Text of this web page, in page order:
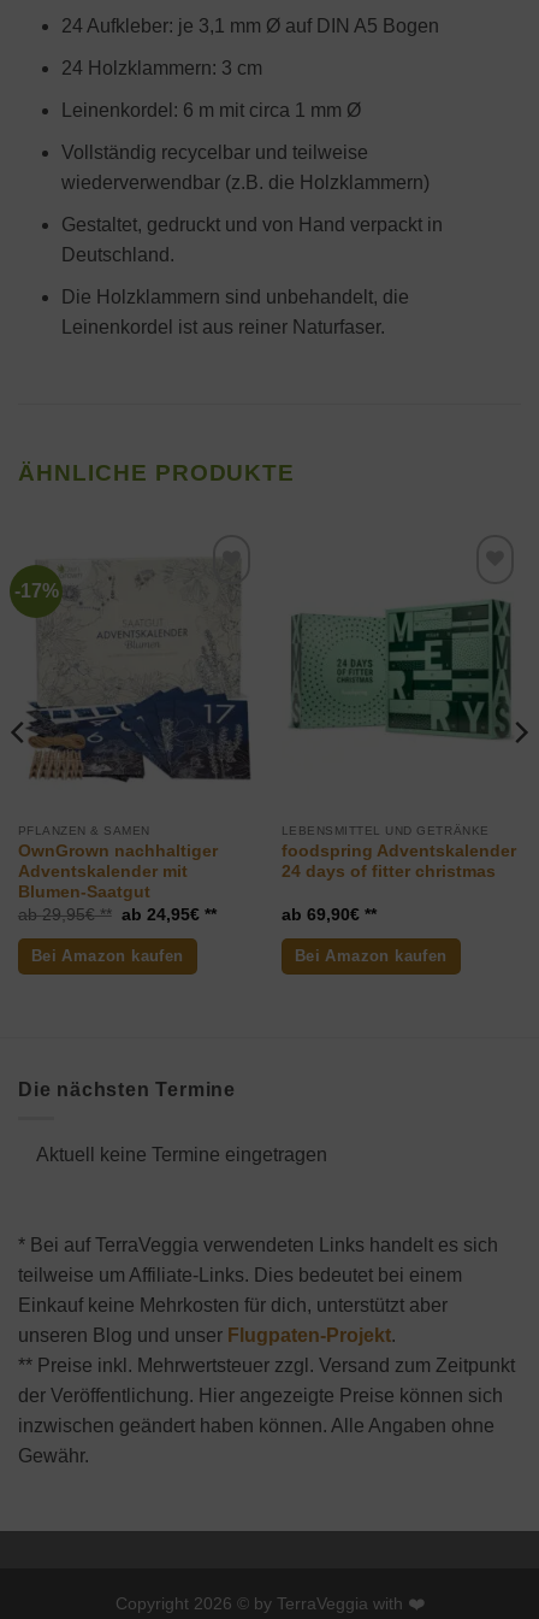
24 Aufkleber: je 3,1 mm Ø auf DIN A5 Bogen
24 Holzklammern: 3 cm
Leinenkordel: 6 m mit circa 1 mm Ø
Vollständig recycelbar und teilweise
wiederverwendbar (z.B. die Holzklammern)
Gestaltet, gedruckt und von Hand verpackt in
Deutschland.
Die Holzklammern sind unbehandelt, die
Leinenkordel ist aus reiner Naturfaser.
ÄHNLICHE PRODUKTE
-17%
Wunschliste
PFLANZEN & SAMEN
OwnGrown nachhaltiger
Adventskalender mit
Blumen-Saatgut
29,95€
Ursprünglicher
war:
29,95€
24,95€
Aktueller
Bei Amazon kaufen
Zur
Wunschliste
hinzufügen
LEBENSMITTEL UND GETRÄNKE
foodspring Adventskalender
24 days of fitter christmas
69,90€
Bei Amazon kaufen
Die nächsten Termine
Aktuell keine Termine eingetragen
* Bei auf TerraVeggia verwendeten Links handelt es sich
teilweise um Affiliate-Links. Dies bedeutet bei einem
Einkauf keine Mehrkosten für dich, unterstützt aber
unseren Blog und unser Flugpaten-Projekt.
** Preise inkl. Mehrwertsteuer zzgl. Versand zum Zeitpunkt
der Veröffentlichung. Hier angezeigte Preise können sich
inzwischen geändert haben können. Alle Angaben ohne
Gewähr.
Copyright 2026 © by TerraVeggia with ❤️